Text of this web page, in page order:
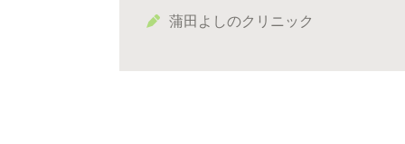
蒲田よしのクリニック